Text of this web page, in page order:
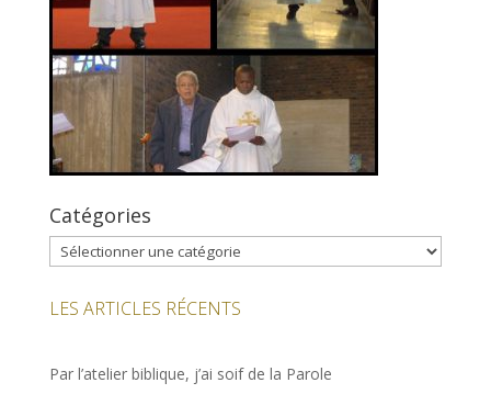
Catégories
Catégories
LES ARTICLES RÉCENTS
Par l’atelier biblique, j’ai soif de la Parole